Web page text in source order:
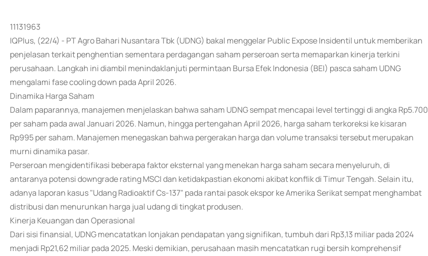
11131963
IQPlus, (22/4) - PT Agro Bahari Nusantara Tbk (UDNG) bakal menggelar Public Expose Insidentil untuk memberikan
penjelasan terkait penghentian sementara perdagangan saham perseroan serta memaparkan kinerja terkini
perusahaan. Langkah ini diambil menindaklanjuti permintaan Bursa Efek Indonesia (BEI) pasca saham UDNG
mengalami fase cooling down pada April 2026.
Dinamika Harga Saham
Dalam paparannya, manajemen menjelaskan bahwa saham UDNG sempat mencapai level tertinggi di angka Rp5.700
per saham pada awal Januari 2026. Namun, hingga pertengahan April 2026, harga saham terkoreksi ke kisaran
Rp995 per saham. Manajemen menegaskan bahwa pergerakan harga dan volume transaksi tersebut merupakan
murni dinamika pasar.
Perseroan mengidentifikasi beberapa faktor eksternal yang menekan harga saham secara menyeluruh, di
antaranya potensi downgrade rating MSCI dan ketidakpastian ekonomi akibat konflik di Timur Tengah. Selain itu,
adanya laporan kasus "Udang Radioaktif Cs-137" pada rantai pasok ekspor ke Amerika Serikat sempat menghambat
distribusi dan menurunkan harga jual udang di tingkat produsen.
Kinerja Keuangan dan Operasional
Dari sisi finansial, UDNG mencatatkan lonjakan pendapatan yang signifikan, tumbuh dari Rp3,13 miliar pada 2024
menjadi Rp21,62 miliar pada 2025. Meski demikian, perusahaan masih mencatatkan rugi bersih komprehensif